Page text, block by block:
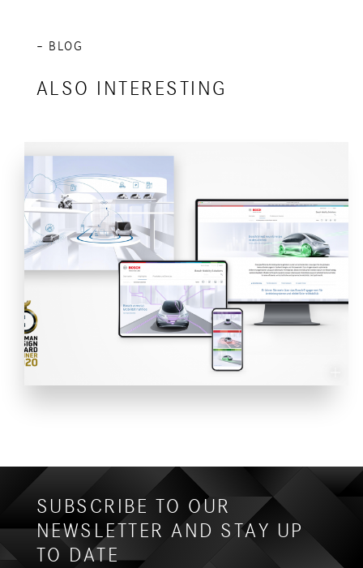
– BLOG
ALSO INTERESTING
SUBSCRIBE TO OUR
NEWSLETTER AND STAY UP
TO DATE